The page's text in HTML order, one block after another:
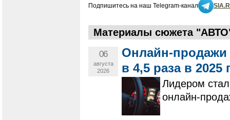
Подпишитесь на наш Telegram-канал
Материалы сюжета
06
августа
2026
Онлайн-
в 4,5 раза в 2025
Лидером
онлайн-